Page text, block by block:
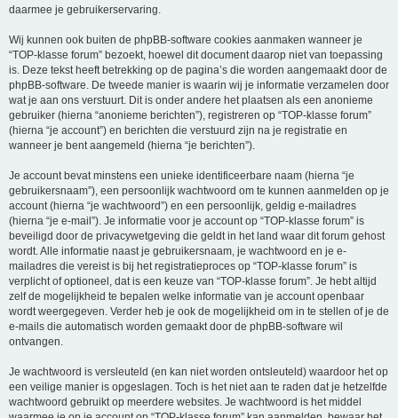
daarmee je gebruikerservaring.
Wij kunnen ook buiten de phpBB-software cookies aanmaken wanneer je
“TOP-klasse forum” bezoekt, hoewel dit document daarop niet van toepassing
is. Deze tekst heeft betrekking op de pagina’s die worden aangemaakt door de
phpBB-software. De tweede manier is waarin wij je informatie verzamelen door
wat je aan ons verstuurt. Dit is onder andere het plaatsen als een anonieme
gebruiker (hierna “anonieme berichten”), registreren op “TOP-klasse forum”
(hierna “je account”) en berichten die verstuurd zijn na je registratie en
wanneer je bent aangemeld (hierna “je berichten”).
Je account bevat minstens een unieke identificeerbare naam (hierna “je
gebruikersnaam”), een persoonlijk wachtwoord om te kunnen aanmelden op je
account (hierna “je wachtwoord”) en een persoonlijk, geldig e-mailadres
(hierna “je e-mail”). Je informatie voor je account op “TOP-klasse forum” is
beveiligd door de privacywetgeving die geldt in het land waar dit forum gehost
wordt. Alle informatie naast je gebruikersnaam, je wachtwoord en je e-
mailadres die vereist is bij het registratieproces op “TOP-klasse forum” is
verplicht of optioneel, dat is een keuze van “TOP-klasse forum”. Je hebt altijd
zelf de mogelijkheid te bepalen welke informatie van je account openbaar
wordt weergegeven. Verder heb je ook de mogelijkheid om in te stellen of je de
e-mails die automatisch worden gemaakt door de phpBB-software wil
ontvangen.
Je wachtwoord is versleuteld (en kan niet worden ontsleuteld) waardoor het op
een veilige manier is opgeslagen. Toch is het niet aan te raden dat je hetzelfde
wachtwoord gebruikt op meerdere websites. Je wachtwoord is het middel